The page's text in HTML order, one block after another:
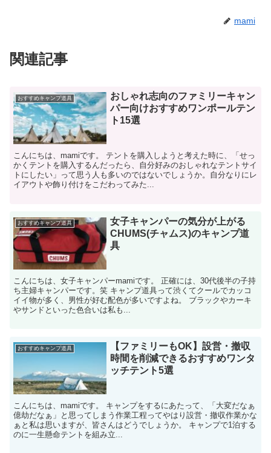
mami
関連記事
おすすめキャンプ道具
おしゃれ志向のファミリーキャン
パー向けおすすめワンポールテン
ト15選
こんにちは、mamiです。 テントを購入しようと考えた時に、「せっ
かくテントを購入するんだったら、自分好みのおしゃれなテントサイ
トにしたい」って思う人も多いのではないでしょうか。自分なりにレ
イアウトや飾り付けをこだわってみた...
おすすめキャンプ道具
女子キャンパーの気分が上がる
CHUMS(チャムス)のキャンプ道
具
こんにちは、女子キャンパーmamiです。 正確には、30代後半の子持
ち主婦キャンパーです。笑 キャンプ道具って渋くてクールでカッコ
イイ物が多く、男性が好む配色が多いですよね。 ブラックやカーキ
やサンドといった色合いは私も...
おすすめキャンプ道具
【ファミリーもOK】設営・撤収
時間を削減できるおすすめワンタ
ッチテント5選
こんにちは、mamiです。 キャンプをするにあたって、「大変だなぁ
億劫だなぁ」と思ってしまう作業工程ってやはり設営・撤収作業かな
ぁと私は思いますが、皆さんはどうでしょうか。 キャンプで1泊する
のに一生懸命テントを組み立...